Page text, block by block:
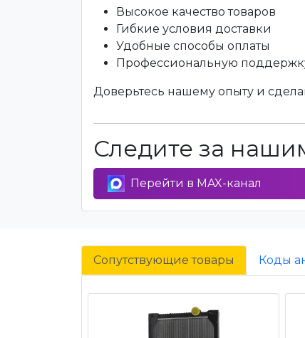
Высокое качество товаров
Гибкие условия доставки
Удобные способы оплаты
Профессиональную
Доверьтесь нашему опыту и
Следите за
Перейти в MAX-канал
Сопутствующие товары Коды